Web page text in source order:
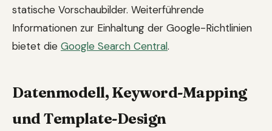
statische Vorschaubilder. Weiterführende
Informationen zur Einhaltung der Google-Richtlinien
bietet die Google Search Central.
Datenmodell, Keyword-Mapping
und Template-Design